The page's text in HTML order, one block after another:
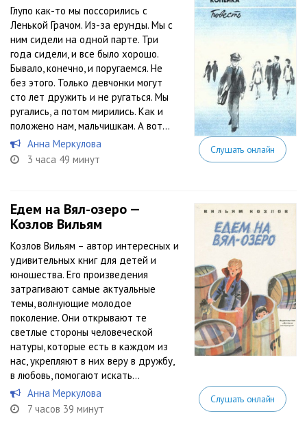
Глупо как-то мы поссорились с
Ленькой Грачом. Из-за ерунды. Мы с
ним сидели на одной парте. Три
года сидели, и все было хорошо.
Бывало, конечно, и поругаемся. Не
без этого. Только девчонки могут
сто лет дружить и не ругаться. Мы
ругались, а потом мирились. Как и
положено нам, мальчишкам. А вот...
Анна Меркулова
3 часа 49 минут
Слушать онлайн
Едем на Вял-озеро —
Козлов Вильям
Козлов Вильям – автор интересных и
удивительных книг для детей и
юношества. Его произведения
затрагивают самые актуальные
темы, волнующие молодое
поколение. Они открывают те
светлые стороны человеческой
натуры, которые есть в каждом из
нас, укрепляют в них веру в дружбу,
в любовь, помогают искать...
Анна Меркулова
7 часов 39 минут
Слушать онлайн